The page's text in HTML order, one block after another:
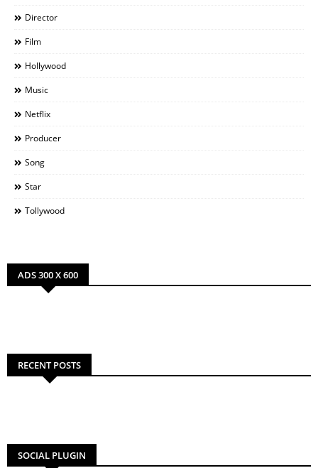
Director
Film
Hollywood
Music
Netflix
Producer
Song
Star
Tollywood
ADS 300 X 600
RECENT POSTS
SOCIAL PLUGIN